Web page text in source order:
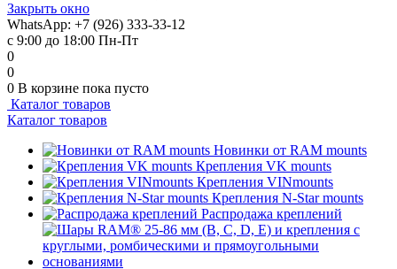
Закрыть окно
WhatsApp: +7 (926) 333-33-12
с 9:00 до 18:00 Пн-Пт
0
0
0 В корзине пока пусто
Каталог товаров
Каталог товаров
Новинки от RAM mounts
Крепления VK mounts
Крепления VINmounts
Крепления N-Star mounts
Распродажа креплений